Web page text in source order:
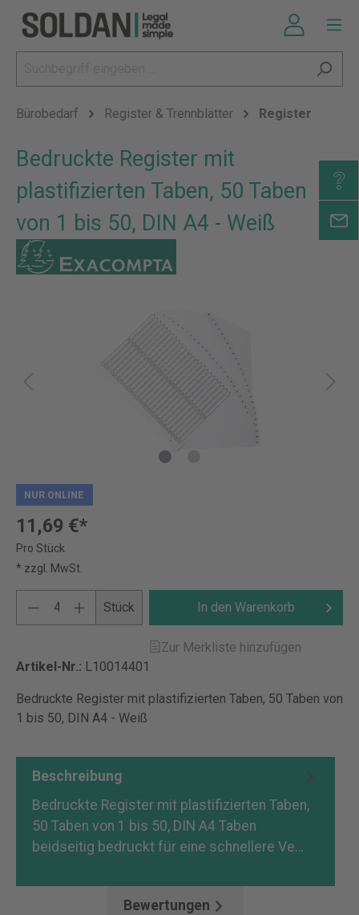
Bürobedarf Register & Trennblätter Register
Bedruckte Register mit
plastifizierten Taben, 50 Taben
von 1 bis 50, DIN A4 - Weiß
NUR ONLINE
11,69 €*
Pro Stück
* zzgl. MwSt.
Stück In den Warenkorb
Zur Merkliste hinzufügen
Artikel-Nr.: L10014401
Bedruckte Register mit plastifizierten Taben, 50 Taben von
1 bis 50, DIN A4 - Weiß
Beschreibung
Bedruckte Register mit plastifizierten Taben,
50 Taben von 1 bis 50, DIN A4 Taben
beidseitig bedruckt für eine schnellere Ve…
Bewertungen